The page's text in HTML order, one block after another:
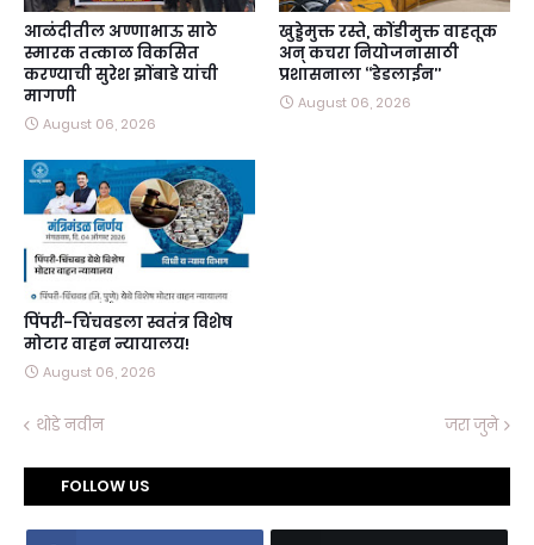
आळंदीतील अण्णाभाऊ साठे
स्मारक तत्काळ विकसित
करण्याची सुरेश झोंबाडे यांची
मागणी
August 06, 2026
खुड्डेमुक्त रस्ते, कोंडीमुक्त वाहतूक
अन्‌ कचरा नियोजनासाठी
प्रशासनाला ‘‘डेडलाईन’’
August 06, 2026
पिंपरी-चिंचवडला स्वतंत्र विशेष
मोटार वाहन न्यायालय!
August 06, 2026
थोडे नवीन जरा जुने
FOLLOW US